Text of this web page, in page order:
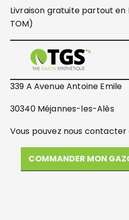
Livraison gratuite partout en
TOM)
339 A Avenue Antoine Emile
30340 Méjannes-les-Alès
Vous pouvez nous contacter
COMMANDER MON